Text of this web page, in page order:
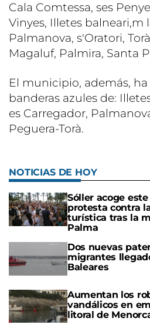
Cala Comtessa, ses
Vinyes, Illetes balneari,m
Palmanova, s'Oratori,
Magaluf, Palmira, Santa
El municipio, además,
banderas azules de:
es Carregador,
Peguera-Torà.
NOTICIAS DE HOY
Sóller acoge
protesta contra
turística tras la
Palma
Dos nuevas
migrantes
Baleares
Aumentan los
vandálicos en
litoral de